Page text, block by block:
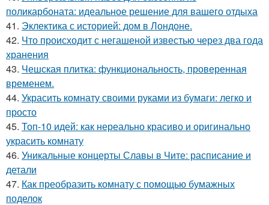
поликарбоната: идеальное решение для вашего отдыха
41. Эклектика с историей: дом в Лондоне.
42. Что происходит с негашеной известью через два года
хранения
43. Чешская плитка: функциональность, проверенная
временем.
44. Украсить комнату своими руками из бумаги: легко и
просто
45. Топ-10 идей: как нереально красиво и оригинально
украсить комнату
46. Уникальные концерты Славы в Чите: расписание и
детали
47. Как преобразить комнату с помощью бумажных
поделок